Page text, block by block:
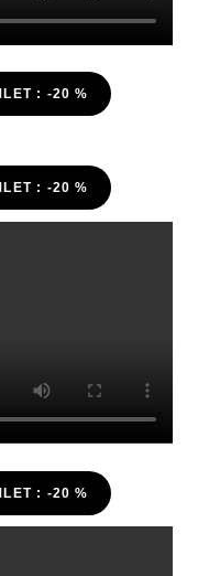
: -20 %
: -20 %
: -20 %